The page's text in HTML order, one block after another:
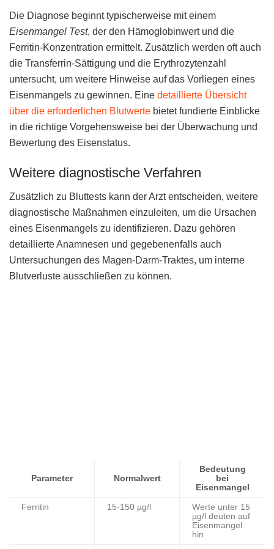
Die Diagnose beginnt typischerweise mit einem
Eisenmangel Test, der den Hämoglobinwert und die
Ferritin-Konzentration ermittelt. Zusätzlich werden oft auch
die Transferrin-Sättigung und die Erythrozytenzahl
untersucht, um weitere Hinweise auf das Vorliegen eines
Eisenmangels zu gewinnen. Eine detaillierte Übersicht
über die erforderlichen Blutwerte bietet fundierte Einblicke
in die richtige Vorgehensweise bei der Überwachung und
Bewertung des Eisenstatus.
Weitere diagnostische Verfahren
Zusätzlich zu Bluttests kann der Arzt entscheiden, weitere
diagnostische Maßnahmen einzuleiten, um die Ursachen
eines Eisenmangels zu identifizieren. Dazu gehören
detaillierte Anamnesen und gegebenenfalls auch
Untersuchungen des Magen-Darm-Traktes, um interne
Blutverluste ausschließen zu können.
Parameter Normalwert
Bedeutung
bei
Eisenmangel
Ferritin 15-150 µg/l
Werte unter 15
µg/l deuten auf
Eisenmangel
hin